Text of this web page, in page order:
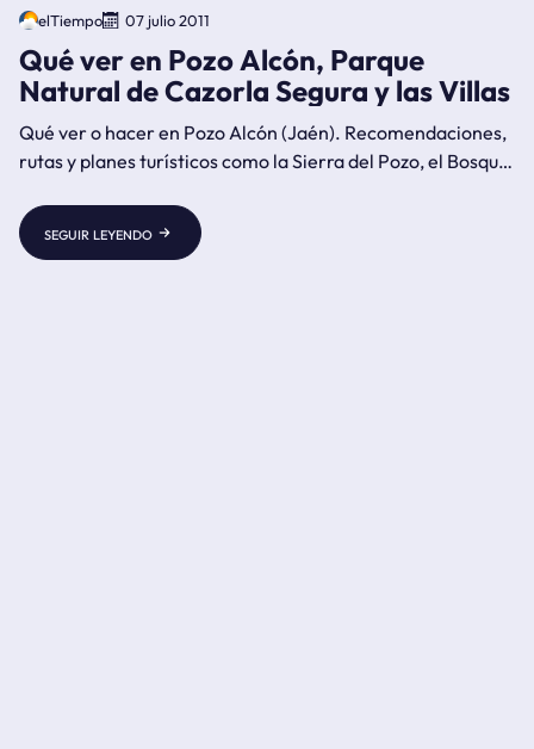
elTiempo 07 julio 2011
Qué ver en Pozo Alcón, Parque
Natural de Cazorla Segura y las Villas
Qué ver o hacer en Pozo Alcón (Jaén). Recomendaciones,
rutas y planes turísticos como la Sierra del Pozo, el Bosque
de Castril, Fontanar, Hinojares, Guazalamanco, la Cerrada
del río Castril o la Cueva del Agua de Tiscar
seguir leyendo